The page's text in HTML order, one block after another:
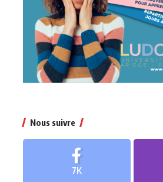
Nous suivre
7K